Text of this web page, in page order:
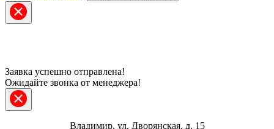
Заявка успешно отправлена!
Ожидайте звонка от менеджера!
Владимир, ул. Дворянская, д. 15